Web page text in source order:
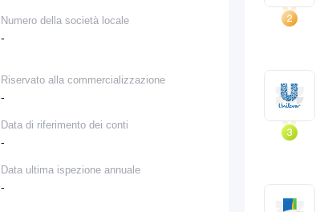
Numero della società locale
-
Riservato alla commercializzazione
-
Data di riferimento dei conti
-
Data ultima ispezione annuale
-